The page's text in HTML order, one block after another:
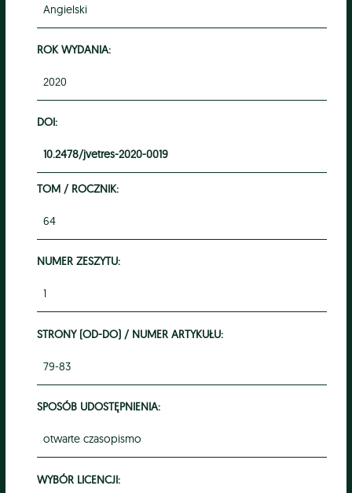
Angielski
ROK WYDANIA:
2020
DOI:
10.2478/jvetres-2020-0019
TOM / ROCZNIK:
64
NUMER ZESZYTU:
1
STRONY (OD-DO) / NUMER ARTYKUŁU:
79-83
SPOSÓB UDOSTĘPNIENIA:
otwarte czasopismo
WYBÓR LICENCJI: